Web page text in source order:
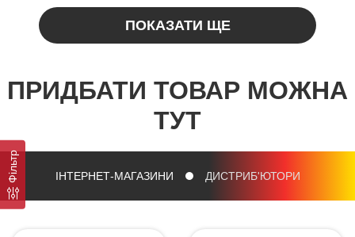
Фільтр
ПОКАЗАТИ ЩЕ
ПРИДБАТИ ТОВАР МОЖНА
ТУТ
ІНТЕРНЕТ-МАГАЗИНИ ДИСТРИБ'ЮТОРИ